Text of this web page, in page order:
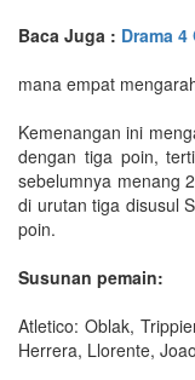
Baca Juga : Drama
mana empat
Kemenangan ini
dengan tiga poin,
sebelumnya menang
di urutan tiga disusul
poin.
Susunan pemain:
Atletico: Oblak,
Herrera, Llorente,